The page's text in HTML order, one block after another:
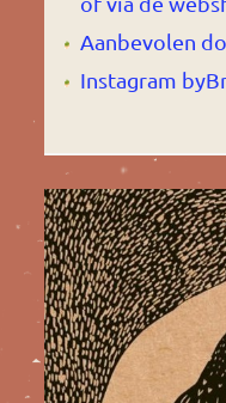
Aanbevolen
Instagram